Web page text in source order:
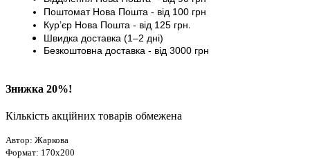
ПоштоматНова Пошта - від 100 грн
Кур’єр Нова Пошта - від 125 грн.
Швидка доставка (1–2 дні)
Безкоштовна доставка - від 3000 грн
Знижка 20%!
Кількість акційних товарів обмежена
Автор: Жаркова
Формат: 170х200